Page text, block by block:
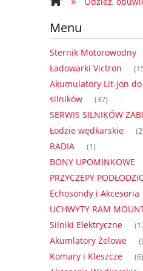
Regulamin
Menu
Sternik Motorowodny
Ładowarki Victron
Akumulatory Lit-jon
silników
(37)
SERWIS SILNIKÓW
Łodzie wędkarskie
RADIA (1)
BONY UPOMINKOWE
PRZYCZEPY
Echosondy i Akcesoria
UCHWYTY RAM
Silniki Elektryczne
Akumlatory Żelowe
Komary i Kleszcze (6)